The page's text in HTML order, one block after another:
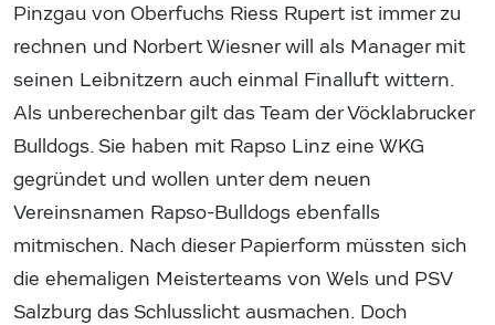
Pinzgau von Oberfuchs Riess Rupert ist immer zu
rechnen und Norbert Wiesner will als Manager mit
seinen Leibnitzern auch einmal Finalluft wittern.
Als unberechenbar gilt das Team der Vöcklabrucker
Bulldogs. Sie haben mit Rapso Linz eine WKG
gegründet und wollen unter dem neuen
Vereinsnamen Rapso-Bulldogs ebenfalls
mitmischen. Nach dieser Papierform müssten sich
die ehemaligen Meisterteams von Wels und PSV
Salzburg das Schlusslicht ausmachen. Doch